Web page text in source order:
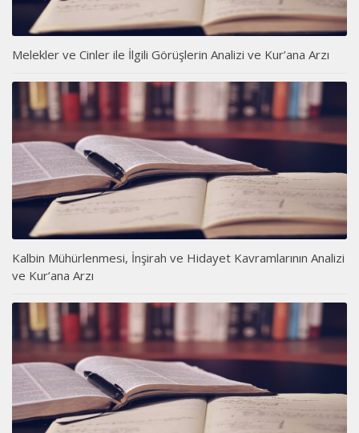
Melekler ve Cinler ile İlgili Görüşlerin Analizi ve Kur’ana Arzı
Kalbin Mühürlenmesi, İnşirah ve Hidayet Kavramlarının Analizi
ve Kur’ana Arzı